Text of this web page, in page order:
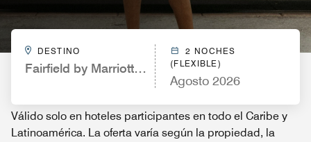
DESTINO
Fairfield by Marriott Inn & Suites White Marsh
2 NOCHES
(FLEXIBLE)
Agosto 2026
Válido solo en hoteles participantes en todo el Caribe y
Latinoamérica. La oferta varía según la propiedad, la